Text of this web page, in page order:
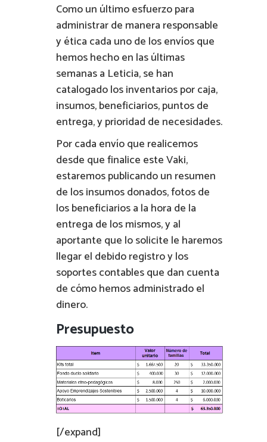
Como un último esfuerzo para
administrar de manera responsable
y ética cada uno de los envíos que
hemos hecho en las últimas
semanas a Leticia, se han
catalogado los inventarios por caja,
insumos, beneficiarios, puntos de
entrega, y prioridad de necesidades.
Por cada envío que realicemos
desde que finalice este Vaki,
estaremos publicando un resumen
de los insumos donados, fotos de
los beneficiarios a la hora de la
entrega de los mismos, y al
aportante que lo solicite le haremos
llegar el debido registro y los
soportes contables que dan cuenta
de cómo hemos administrado el
dinero.
Presupuesto
[/expand]